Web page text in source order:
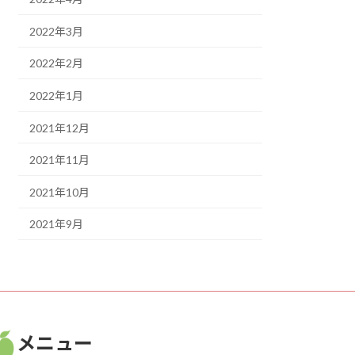
2022年3月
2022年2月
2022年1月
2021年12月
2021年11月
2021年10月
2021年9月
メニュー